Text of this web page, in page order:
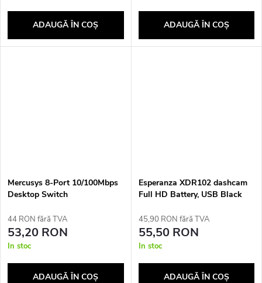
ADAUGĂ ÎN COŞ ADAUGĂ ÎN COŞ
Mercusys 8-Port 10/100Mbps
Desktop Switch
44 RON fără TVA
53,20 RON
In stoc
ADAUGĂ ÎN COŞ
Esperanza XDR102 dashcam
Full HD Battery, USB Black
45,90 RON fără TVA
55,50 RON
In stoc
ADAUGĂ ÎN COŞ